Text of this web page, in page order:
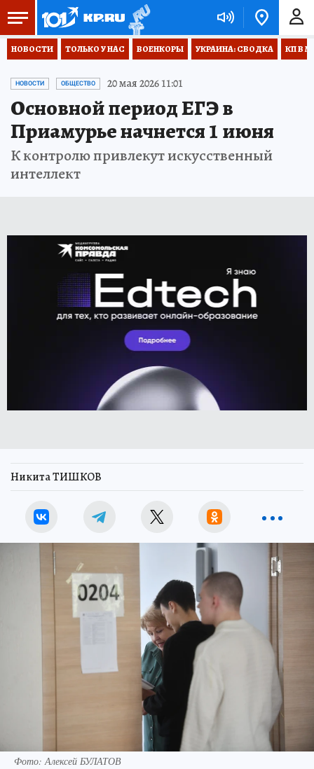
НОВОСТИ ТОЛЬКО У НАС ВОЕНКОРЫ УКРАИНА: СВОДКА КП В
НОВОСТИ ОБЩЕСТВО 20 мая 2026 11:01
Основной период ЕГЭ в
Приамурье начнется 1 июня
К контролю привлекут искусственный
интеллект
Никита ТИШКОВ
Фото: Алексей БУЛАТОВ